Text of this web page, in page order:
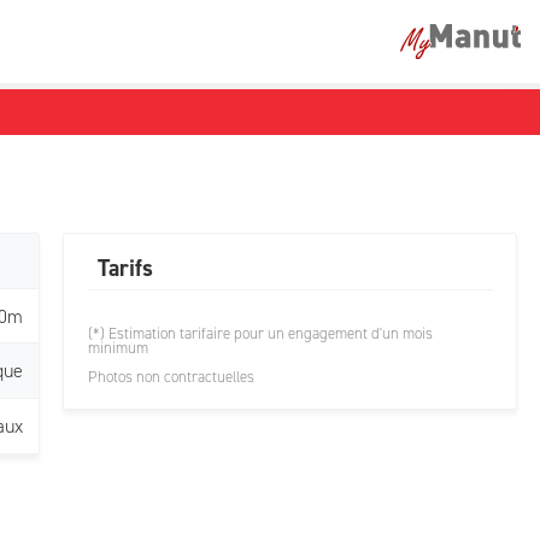
Tarifs
(*) Estimation tarifaire pour un engagement d'un mois
minimum
Photos non contractuelles